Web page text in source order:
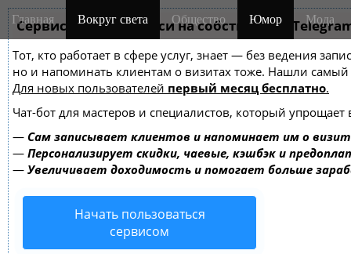
Сервис онлайн-записи на собственном
Тот, кто работает в сфере услуг, знает — без ведения
но и напоминать клиентам о визитах тоже. Нашли
Для новых пользователей первый месяц бесплатно.
Чат-бот для мастеров и специалистов, который упрощает
— Сам записывает клиентов и напоминает им о
— Персонализирует скидки, чаевые, кэшбэк и
— Увеличивает доходимость и помогает больше
Начать пользоваться
сервисом
M
a
n
m
e
n
u
i
Главная Вокруг света Общество Юмор Мода